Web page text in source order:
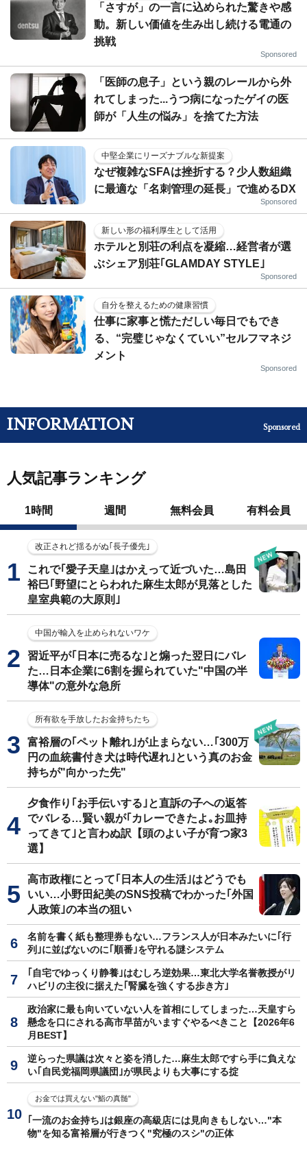
「さすが」の一言に込められた驚きや感
動。新しい価値を生み出し続ける電通の
挑戦
Sponsored
「医師の息子」という親のレールから外
れてしまった...うつ病になったゲイの医
師が「人生の悩み」を捨てた方法
中堅企業にリーズナブルな新提案
なぜ複雑なSFAは挫折する？少人数組織
に最適な「名刺管理の延長」で進めるDX
Sponsored
新しい形の福利厚生として活用
ホテルと別荘の利点を凝縮…経営者が選
ぶシェア別荘｢GLAMDAY STYLE｣
Sponsored
自分を整えるための健康習慣
仕事に家事と慌ただしい毎日でもでき
る、“完璧じゃなくていい”セルフマネジ
メント
Sponsored
INFORMATION Sponsored
人気記事ランキング
1時間 週間 無料会員 有料会員
改正されど揺るがぬ｢長子優先｣
これで｢愛子天皇｣はかえって近づいた…島田
裕巳｢野望にとらわれた麻生太郎が見落とした
皇室典範の大原則｣
中国が輸入を止められないワケ
習近平が｢日本に売るな｣と煽った翌日にバレ
た…日本企業に6割を握られていた"中国の半
導体"の意外な急所
所有欲を手放したお金持ちたち
富裕層の｢ペット離れ｣が止まらない…｢300万
円の血統書付き犬は時代遅れ｣という真のお金
持ちが"向かった先"
夕食作り｢お手伝いする｣と直訴の子への返答
でバレる…賢い親が｢カレーできたよ｡お皿持
ってきて｣と言わぬ訳【頭のよい子が育つ家3
選】
高市政権にとって｢日本人の生活｣はどうでも
いい…小野田紀美のSNS投稿でわかった｢外国
人政策｣の本当の狙い
名前を書く紙も整理券もない…フランス人が日本みたいに｢行
列｣に並ばないのに｢順番｣を守れる謎システム
｢自宅でゆっくり静養｣はむしろ逆効果…東北大学名誉教授がリ
ハビリの主役に据えた｢腎臓を強くする歩き方｣
政治家に最も向いていない人を首相にしてしまった…天皇すら
懸念を口にされる高市早苗がいますぐやるべきこと【2026年6
月BEST】
逆らった県議は次々と姿を消した…麻生太郎ですら手に負えな
い｢自民党福岡県議団｣が県民よりも大事にする掟
お金では買えない"鮨の真髄"
｢一流のお金持ち｣は銀座の高級店には見向きもしない…"本
物"を知る富裕層が行きつく"究極のスシ"の正体